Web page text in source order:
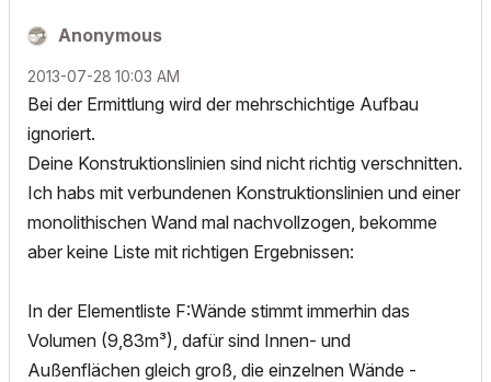
Anonymous
‎2013-07-28 10:03 AM
Bei der Ermittlung wird der mehrschichtige Aufbau
ignoriert.
Deine Konstruktionslinien sind nicht richtig verschnitten.
Ich habs mit verbundenen Konstruktionslinien und einer
monolithischen Wand mal nachvollzogen, bekomme
aber keine Liste mit richtigen Ergebnissen:
In der Elementliste F:Wände stimmt immerhin das
Volumen (9,83m³), dafür sind Innen- und
Außenflächen gleich groß, die einzelnen Wände -